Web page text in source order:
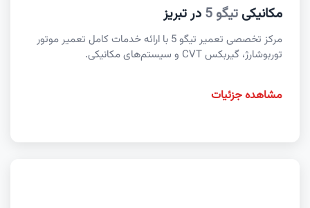
مکانیکی تیگو 5 در تبریز
مرکز تخصصی تعمیر تیگو 5 با ارائه خدمات کامل تعمیر موتور
توربوشارژ، گیربکس CVT و سیستم‌های مکانیکی.
مشاهده جزئیات